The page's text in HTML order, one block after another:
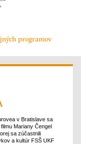
programov
v Bratislave sa
Mariany Čengel
sa zúčastnili
a kultúr FSŠ UKF